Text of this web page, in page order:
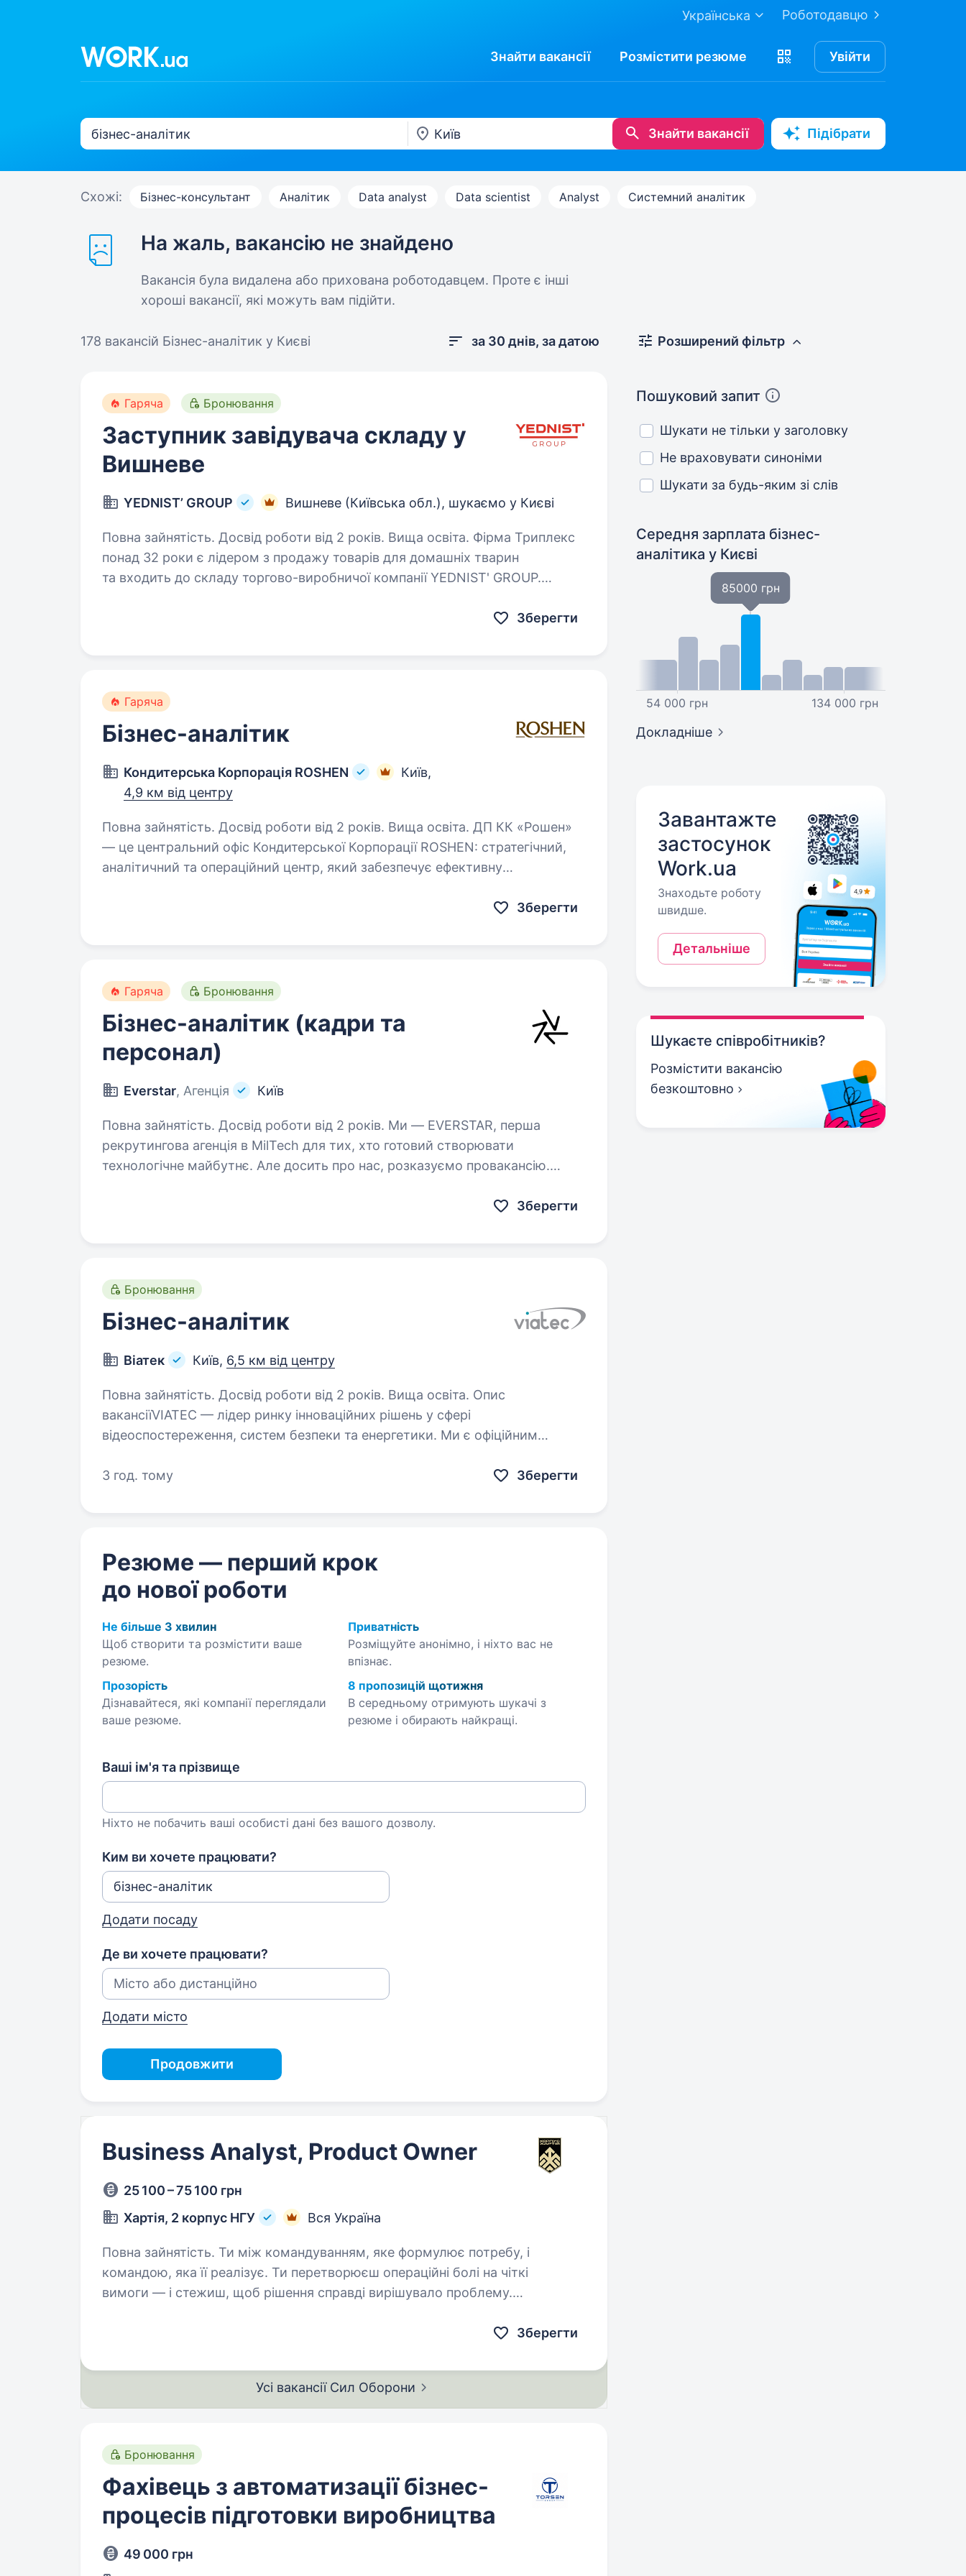
Роботодавцю
Українська
Знайти вакансії Розмістити резюме Увійти
Знайти вакансії Підібрати
Схожі: Бізнес-консультант Аналітик Data analyst Data scientist Analyst Системний аналітик
На жаль, вакансію не знайдено
Вакансія була видалена або прихована роботодавцем. Проте є інші
хороші вакансії, які можуть вам підійти.
178 вакансій Бізнес-аналітик у Києві за 30 днів, за датою
Гаряча Бронювання
Заступник завідувача складу у
Вишневе
YEDNIST’ GROUP Вишневе (Київська обл.), шукаємо у Києві
Повна зайнятість. Досвід роботи від 2 років. Вища освіта. Фірма Триплекс
понад 32 роки є лідером з продажу товарів для домашніх тварин
та входить до складу торгово-виробничої компанії YEDNIST' GROUP.
Зберегти
Гаряча
Бізнес-аналітик
Кондитерська Корпорація ROSHEN
Київ,
4,9 км від центру
Повна зайнятість. Досвід роботи від 2 років. Вища освіта. ДП КК «Рошен»
— це центральний офіс Кондитерської Корпорації ROSHEN: стратегічний,
аналітичний та операційний центр, який забезпечує ефективну
Зберегти
Гаряча Бронювання
Бізнес-аналітик (кадри та
персонал)
Everstar, Агенція Київ
Повна зайнятість. Досвід роботи від 2 років. Ми — EVERSTAR, перша
рекрутингова агенція в MilTech для тих, хто готовий створювати
технологічне майбутнє. Але досить про нас, розказуємо провакансію.
Зберегти
Бронювання
Бізнес-аналітик
Віатек Київ, 6,5 км від центру
Повна зайнятість. Досвід роботи від 2 років. Вища освіта. Опис
вакансіїVIATEC — лідер ринку інноваційних рішень у сфері
відеоспостереження, систем безпеки та енергетики. Ми є офіційним
а наш портфель…
3 год. тому Зберегти
Резюме — перший крок
до нової роботи
Не більше 3 хвилин
Щоб створити та розмістити ваше
резюме.
Приватність
Розміщуйте анонімно, і ніхто вас не
впізнає.
Прозорість
Дізнавайтеся, які компанії переглядали
ваше резюме.
8 пропозицій щотижня
В середньому отримують шукачі з
резюме і обирають найкращі.
Ваші ім'я та прізвище
Ніхто не побачить ваші особисті дані без вашого дозволу.
Ким ви хочете працювати?
Додати посаду
Де ви хочете працювати?
Додати місто
Продовжити
Business Analyst, Product Owner
25 100 – 75 100 грн
Хартія, 2 корпус НГУ
Вся Україна
Повна зайнятість. Ти між командуванням, яке формулює потребу, і
командою, яка її реалізує. Ти перетворюєш операційні болі на чіткі
вимоги — і стежиш, щоб рішення справді вирішувало проблему.
Зберегти
Усі вакансії Сил Оборони
Бронювання
Фахівець з автоматизації бізнес-
процесів підготовки виробництва
49 000 грн
Розширений фільтр
Пошуковий запит
Шукати не тільки у заголовку
Не враховувати синоніми
Шукати за будь-яким зі слів
Середня зарплата бізнес-
аналітикау Києві
54 000 грн
85000 грн
134 000 грн
Докладніше
Завантажте
застосунок
Work.ua
Знаходьте роботу
швидше.
Детальніше
Шукаєте співробітників?
Розмістити вакансію
безкоштовно